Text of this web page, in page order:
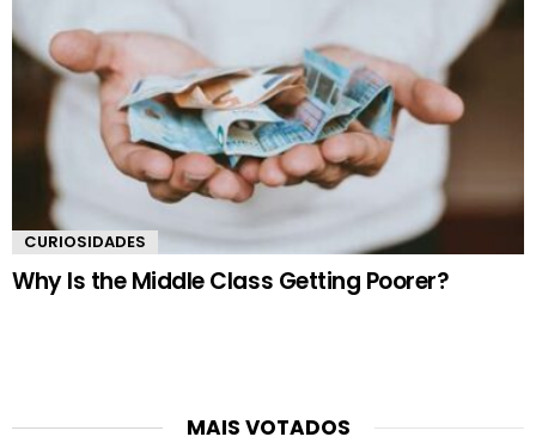
CURIOSIDADES
Why Is the Middle Class Getting Poorer?
MAIS VOTADOS